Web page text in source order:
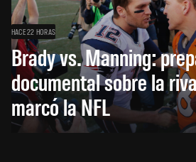
HACE 22 HORAS
Brady vs. Manning:
documental sobre la
marcó la NFL